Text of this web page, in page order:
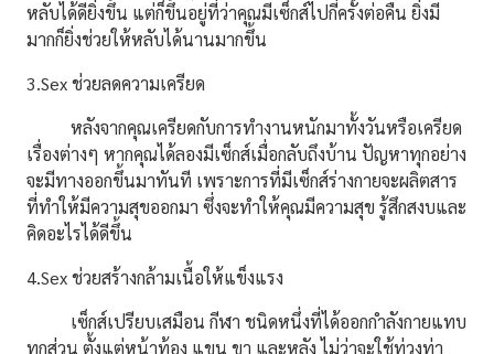
หลับได้ดียิ่งขึ้น แต่ก็ขึ้นอยู่ที่ว่าคุณมีเซ็กส์ไปกี่ครั้งต่อคืน ยิ่งมี
มากก็ยิ่งช่วยให้หลับได้นานมากขึ้น
3.Sex ช่วยลดความเครียด
หลังจากคุณเครียดกับการทำงานหนักมาทั้งวันหรือเครียด
เรื่องต่างๆ หากคุณได้ลองมีเซ็กส์เมื่อกลับถึงบ้าน ปัญหาทุกอย่าง
จะมีทางออกขึ้นมาทันที เพราะการที่มีเซ็กส์ร่างกายจะผลิตสาร
ที่ทำให้มีความสุขออกมา ซึ่งจะทำให้คุณมีความสุข รู้สึกสงบและ
คิดอะไรได้ดีขึ้น
4.Sex ช่วยสร้างกล้ามเนื้อให้แข็งแรง
เซ็กส์เปรียบเสมือน กีฬา ชนิดหนึ่งที่ได้ออกกำลังกายแทบ
ทุกส่วน ตั้งแต่หน้าท้อง แขน ขา และหลัง ไม่ว่าจะใช้ท่วงท่า